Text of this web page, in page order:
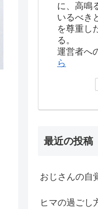
に、高鳴
いるべき
を尊重し
る。
運営者へ
ら
最近の投稿
おじさんの自
ヒマの過ごし